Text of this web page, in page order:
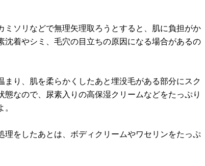
ソリなどで無理矢理取ろうとすると、肌に負担がか
着やシミ、毛穴の目立ちの原因になる場合があるの
り、肌を柔らかくしたあと埋没毛がある部分にスク
なので、尿素入りの高保湿クリームなどをたっぷり
をしたあとは、ボディクリームやワセリンをたっぷ